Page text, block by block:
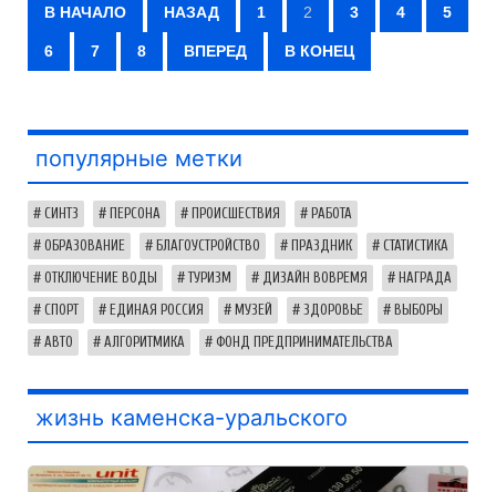
В НАЧАЛО НАЗАД 1 2 3 4 5
6 7 8 ВПЕРЕД В КОНЕЦ
популярные метки
СИНТЗ ПЕРСОНА ПРОИСШЕСТВИЯ РАБОТА
ОБРАЗОВАНИЕ БЛАГОУСТРОЙСТВО ПРАЗДНИК СТАТИСТИКА
ОТКЛЮЧЕНИЕ ВОДЫ ТУРИЗМ ДИЗАЙН ВОВРЕМЯ НАГРАДА
СПОРТ ЕДИНАЯ РОССИЯ МУЗЕЙ ЗДОРОВЬЕ ВЫБОРЫ
АВТО АЛГОРИТМИКА ФОНД ПРЕДПРИНИМАТЕЛЬСТВА
жизнь каменска-уральского